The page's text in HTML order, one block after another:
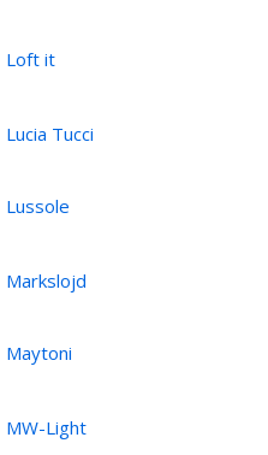
Loft it
Lucia Tucci
Lussole
Markslojd
Maytoni
MW-Light